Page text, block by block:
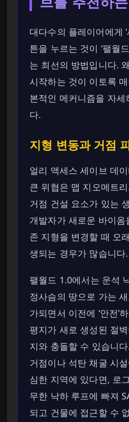
대다수의 플레이어에게
튼을 누르는 것이 ‘팰월
는 최선의 방법입니다.
시작하는 것이 이토록
본적인 메커니즘을 자세
다.
지형 변동과 거점
얼리 액세스 세이브 데
큰 위협은 맵 지오메트
거점 건설 요소가 있는
개발자가 새로운 바이옴
존 지형을 변경할 때 오
생되는 경우가 많습니다.
팰월드 1.0에서는 운석
정사슴의 땅으로 가는
가되면서 이전에 ‘안전’
평지가 새로 생성된 절
지와 충돌할 수 있습니
거점이나 석탄 채굴 시
심한 지역에 있다면, 로
무한 낙하 루프에 빠져
되고 건물에 접근할 수